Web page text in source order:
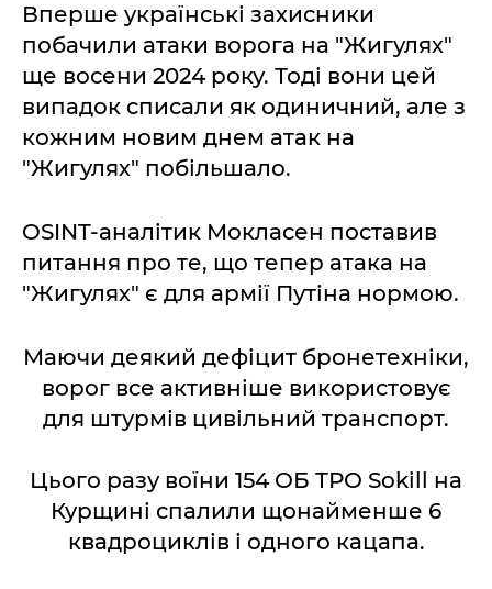
Вперше українські захисники
побачили атаки ворога на "Жигулях"
ще восени 2024 року. Тоді вони цей
випадок списали як одиничний, але з
кожним новим днем атак на
"Жигулях" побільшало.
OSINT-аналітик Мокласен поставив
питання про те, що тепер атака на
"Жигулях" є для армії Путіна нормою.
Маючи деякий дефіцит бронетехніки,
ворог все активніше використовує
для штурмів цивільний транспорт.
Цього разу воїни 154 ОБ ТРО Sokill на
Курщині спалили щонайменше 6
квадроциклів і одного кацапа.